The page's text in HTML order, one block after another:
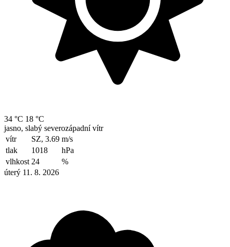
34 °C 18 °C
jasno, slabý severozápadní vítr
vítr
SZ, 3.69 m/s
tlak
1018
hPa
vlhkost 24
%
úterý 11. 8. 2026